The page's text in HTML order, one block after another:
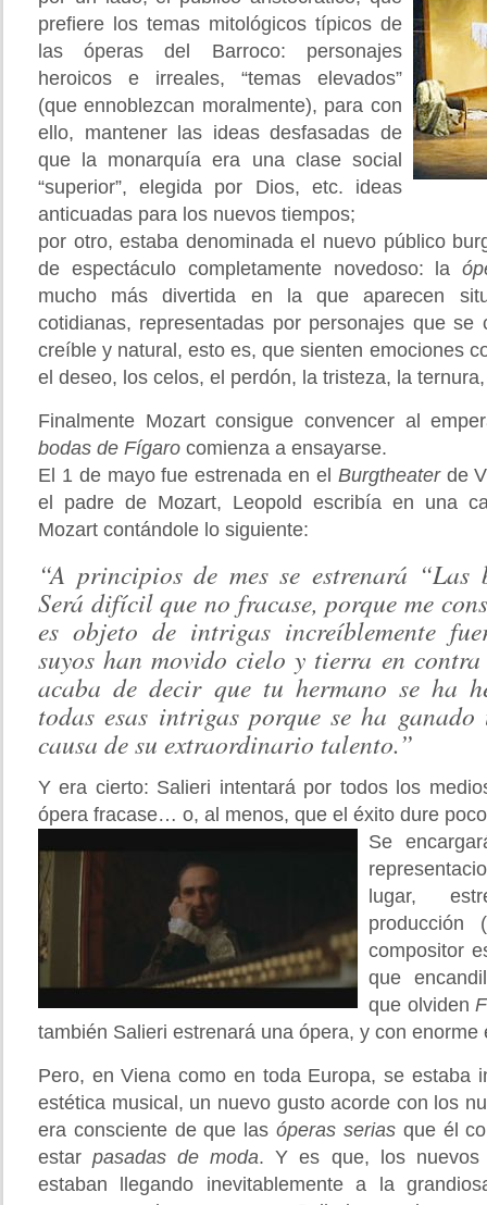
prefiere los temas mitológicos típicos de
las óperas del Barroco: personajes
heroicos e irreales, “temas elevados”
(que ennoblezcan moralmente), para con
ello, mantener las ideas desfasadas de
que la monarquía era una clase social
“superior”, elegida por Dios, etc. ideas
anticuadas para los nuevos tiempos;
por otro, estaba denominada el nuevo público
de espectáculo completamente novedoso: la
mucho más divertida en la que aparecen
cotidianas, representadas por personajes que se
creíble y natural, esto es, que sienten emociones
el deseo, los celos, el perdón, la tristeza, la
Finalmente Mozart consigue convencer al
bodas de Fígaro comienza a ensayarse.
El 1 de mayo fue estrenada en el Burgtheaterde
el padre de Mozart, Leopold escribía en una
Mozart contándole lo siguiente:
“A principios de mes se estrenará “Las
Será difícil que no fracase, porque me
es objeto de intrigas increíblemente
suyos han movido cielo y tierra en contra
acaba de decir que tu hermano se ha
todas esas intrigas porque se ha
causa de su extraordinario talento.”
Y era cierto: Salieri intentará por todos los
ópera fracase… o, al menos, que el éxito dure
Se
lugar,
producción (
compositor
que
que olviden
también Salieri estrenará una ópera, y con enorme
Pero, en Viena como en toda Europa, se estaba
estética musical, un nuevo gusto acorde con los
era consciente de que lasóperas seriasque él
estarpasadas de moda. Y es que, los nuevos
estaban llegando inevitablemente a la